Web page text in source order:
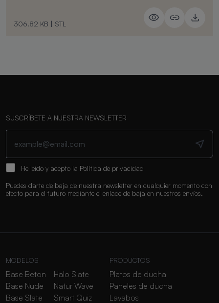
306.82 KB | STL
SUSCRÍBETE A NUESTRA NEWSLETTER
He leído y acepto la Política de privacidad
Puedes darte de baja de nuestra newsletter en cualquier momento con
efecto para el futuro mediante el enlace de baja en nuestros envíos.
MODELOS
Base Beton
Base Nude
Base Slate
Halo Slate
Natur Wave
Smart Quiz
PRODUCTOS
Platos de ducha
Paneles de ducha
Lavabos